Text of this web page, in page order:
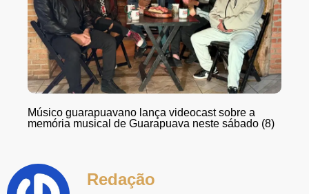
Músico guarapuavano lança videocast sobre a
memória musical de Guarapuava neste sábado (8)
Redação